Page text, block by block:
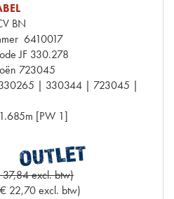
BN
6410017
JF 330.278
723045
| 330344 | 723045 |
1.685m [PW 1]
excl. btw)
22,70 excl. btw)